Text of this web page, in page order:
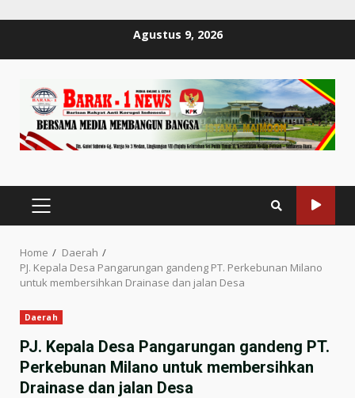
Agustus 9, 2026
PRIMARY
MENU
Home
Daerah
PJ. Kepala Desa Pangarungan gandeng PT. Perkebunan Milano
untuk membersihkan Drainase dan jalan Desa
Daerah
PJ. Kepala Desa Pangarungan gandeng PT.
Perkebunan Milano untuk membersihkan
Drainase dan jalan Desa